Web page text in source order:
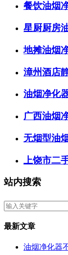
餐饮油烟
星厨厨房
地摊油烟
漳州酒店
油烟净化
广西油烟
无烟型油
上饶市二
站内搜索
最新文章
油烟净化器